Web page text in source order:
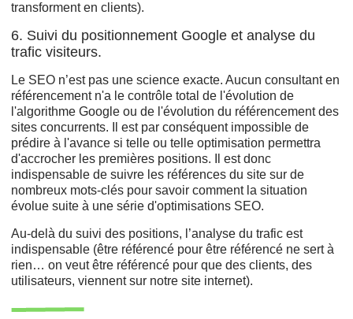
transforment en clients).
6. Suivi du positionnement Google et analyse du
trafic visiteurs.
Le SEO n’est pas une science exacte. Aucun consultant en
référencement n'a le contrôle total de l'évolution de
l'algorithme Google ou de l'évolution du référencement des
sites concurrents. Il est par conséquent impossible de
prédire à l'avance si telle ou telle optimisation permettra
d'accrocher les premières positions. Il est donc
indispensable de suivre les références du site sur de
nombreux mots-clés pour savoir comment la situation
évolue suite à une série d'optimisations SEO.
Au-delà du suivi des positions, l’analyse du trafic est
indispensable (être référencé pour être référencé ne sert à
rien… on veut être référencé pour que des clients, des
utilisateurs, viennent sur notre site internet).